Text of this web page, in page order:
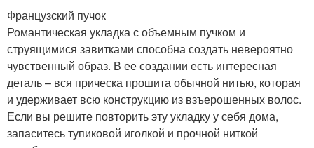
Французский пучок
Романтическая укладка с объемным пучком и
струящимися завитками способна создать невероятно
чувственный образ. В ее создании есть интересная
деталь – вся прическа прошита обычной нитью, которая
и удерживает всю конструкцию из взъерошенных волос.
Если вы решите повторить эту укладку у себя дома,
запаситесь тупиковой иголкой и прочной ниткой